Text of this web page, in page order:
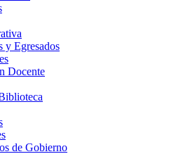
y Egresados
Docente
de Gobierno